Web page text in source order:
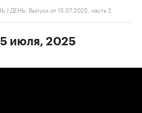
/ ДЕНЬ. Выпуск от 15.07.2025, часть 2
июля, 2025